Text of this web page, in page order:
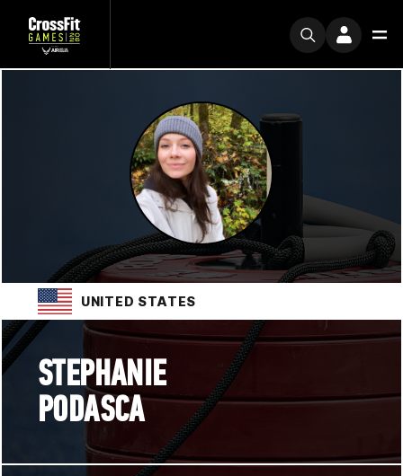
UNITED STATES
STEPHANIE
PODASCA